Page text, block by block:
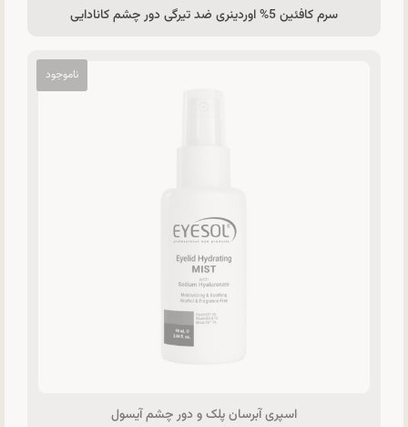
سرم کافئین 5% اوردینری ضد تیرگی دور چشم کانادایی
اسپری آبرسان پلک و دور چشم آیسول